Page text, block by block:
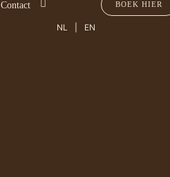
Contact
NL EN
BOEK HIER